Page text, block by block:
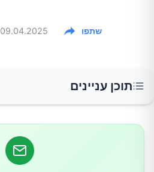
09.04.2025 שתפו
תוכן עניינים
תה ירוק: רקע והיסטוריה
הרכיבים הפעילים בתה ירוק